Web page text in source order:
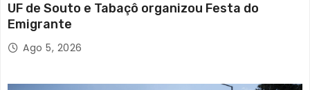
UF de Souto e Tabaçô organizou Festa do
Emigrante
Ago 5, 2026